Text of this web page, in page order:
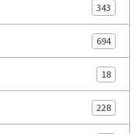
343
694
18
228